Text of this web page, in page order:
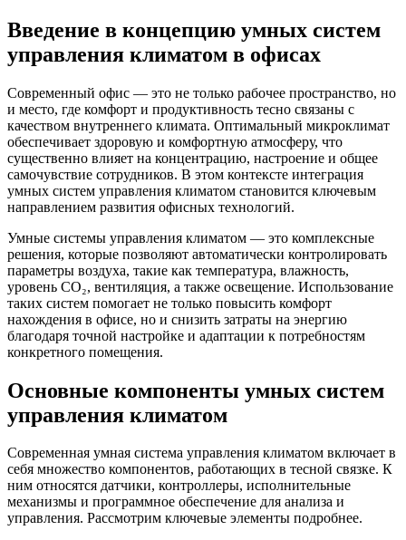
Введение в концепцию умных систем
управления климатом в офисах
Современный офис — это не только рабочее пространство, но
и место, где комфорт и продуктивность тесно связаны с
качеством внутреннего климата. Оптимальный микроклимат
обеспечивает здоровую и комфортную атмосферу, что
существенно влияет на концентрацию, настроение и общее
самочувствие сотрудников. В этом контексте интеграция
умных систем управления климатом становится ключевым
направлением развития офисных технологий.
Умные системы управления климатом — это комплексные
решения, которые позволяют автоматически контролировать
параметры воздуха, такие как температура, влажность,
уровень CO₂, вентиляция, а также освещение. Использование
таких систем помогает не только повысить комфорт
нахождения в офисе, но и снизить затраты на энергию
благодаря точной настройке и адаптации к потребностям
конкретного помещения.
Основные компоненты умных систем
управления климатом
Современная умная система управления климатом включает в
себя множество компонентов, работающих в тесной связке. К
ним относятся датчики, контроллеры, исполнительные
механизмы и программное обеспечение для анализа и
управления. Рассмотрим ключевые элементы подробнее.